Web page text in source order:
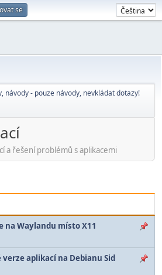
se
návody - pouze návody, nevkládat dotazy!
a řešení problémů s aplikacemi
na Waylandu místo X11
aplikací na Debianu Sid